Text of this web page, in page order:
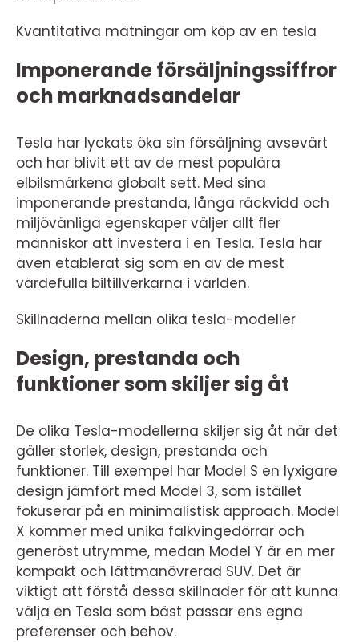
Kvantitativa mätningar om köp av en tesla
Imponerande försäljningssiffror
och marknadsandelar
Tesla har lyckats öka sin försäljning avsevärt
och har blivit ett av de mest populära
elbilsmärkena globalt sett. Med sina
imponerande prestanda, långa räckvidd och
miljövänliga egenskaper väljer allt fler
människor att investera i en Tesla. Tesla har
även etablerat sig som en av de mest
värdefulla biltillverkarna i världen.
Skillnaderna mellan olika tesla-modeller
Design, prestanda och
funktioner som skiljer sig åt
De olika Tesla-modellerna skiljer sig åt när det
gäller storlek, design, prestanda och
funktioner. Till exempel har Model S en lyxigare
design jämfört med Model 3, som istället
fokuserar på en minimalistisk approach. Model
X kommer med unika falkvingedörrar och
generöst utrymme, medan Model Y är en mer
kompakt och lättmanövrerad SUV. Det är
viktigt att förstå dessa skillnader för att kunna
välja en Tesla som bäst passar ens egna
preferenser och behov.